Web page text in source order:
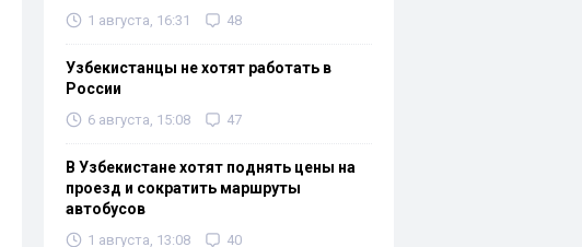
1 августа, 16:31 48
Узбекистанцы не хотят работать в
России
6 августа, 15:08 47
В Узбекистане хотят поднять цены на
проезд и сократить маршруты
автобусов
1 августа, 13:08 40